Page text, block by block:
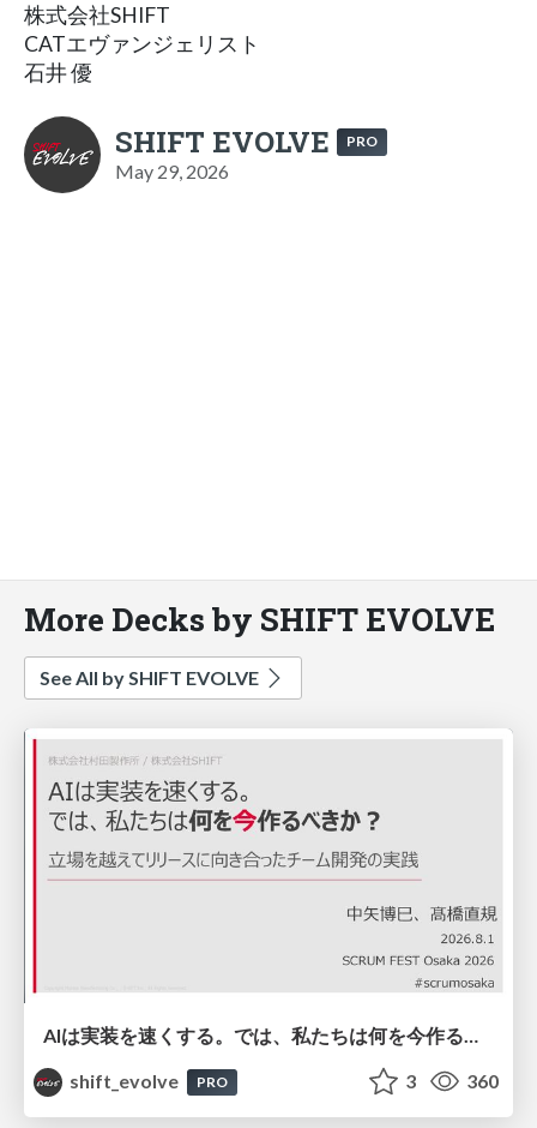
株式会社SHIFT
CATエヴァンジェリスト
石井 優
SHIFT EVOLVE PRO
May 29, 2026
More Decks by SHIFT EVOLVE
See All by SHIFT EVOLVE
AIは実装を速くする。では、私たちは何を今作るべきか？－立場を越えてリリースに向き合ったチーム開発の実践 / 20260801 Hiromi Nakaya and Naoki Takahashi
shift_evolve
PRO 3 360